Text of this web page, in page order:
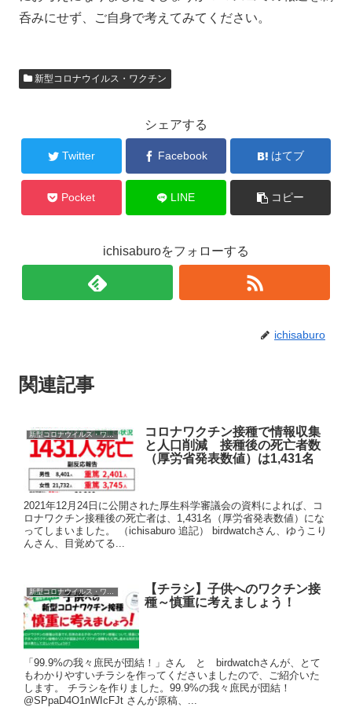
呑みにせず、ご自身で考えてみてください。
新型コロナウイルス・ワクチン
シェアする
Twitter Facebook はてブ
Pocket LINE コピー
ichisaburoをフォローする
ichisaburo
関連記事
新型コロナウイルス・ワクチン
コロナワクチン接種で情報収集
と人口削減 接種後の死亡者数
（厚労省発表数値）は1,431名
2021年12月24日に公開された厚生科学審議会の資料によれば、コ
ロナワクチン接種後の死亡者は、1,431名（厚労省発表数値）にな
ってしまいました。 （ichisaburo 追記） birdwatchさん、ゆうこり
んさん、目覚めてる...
新型コロナウイルス・ワクチン
【チラシ】子供へのワクチン接
種～慎重に考えましょう！
「99.9%の我々庶民が団結！」さん と birdwatchさんが、とて
もわかりやすいチラシを作ってくださいましたので、ご紹介いた
します。 チラシを作りました。99.9%の我々庶民が団結！
@SPpaD4O1nWIcFJt さんが原稿、...